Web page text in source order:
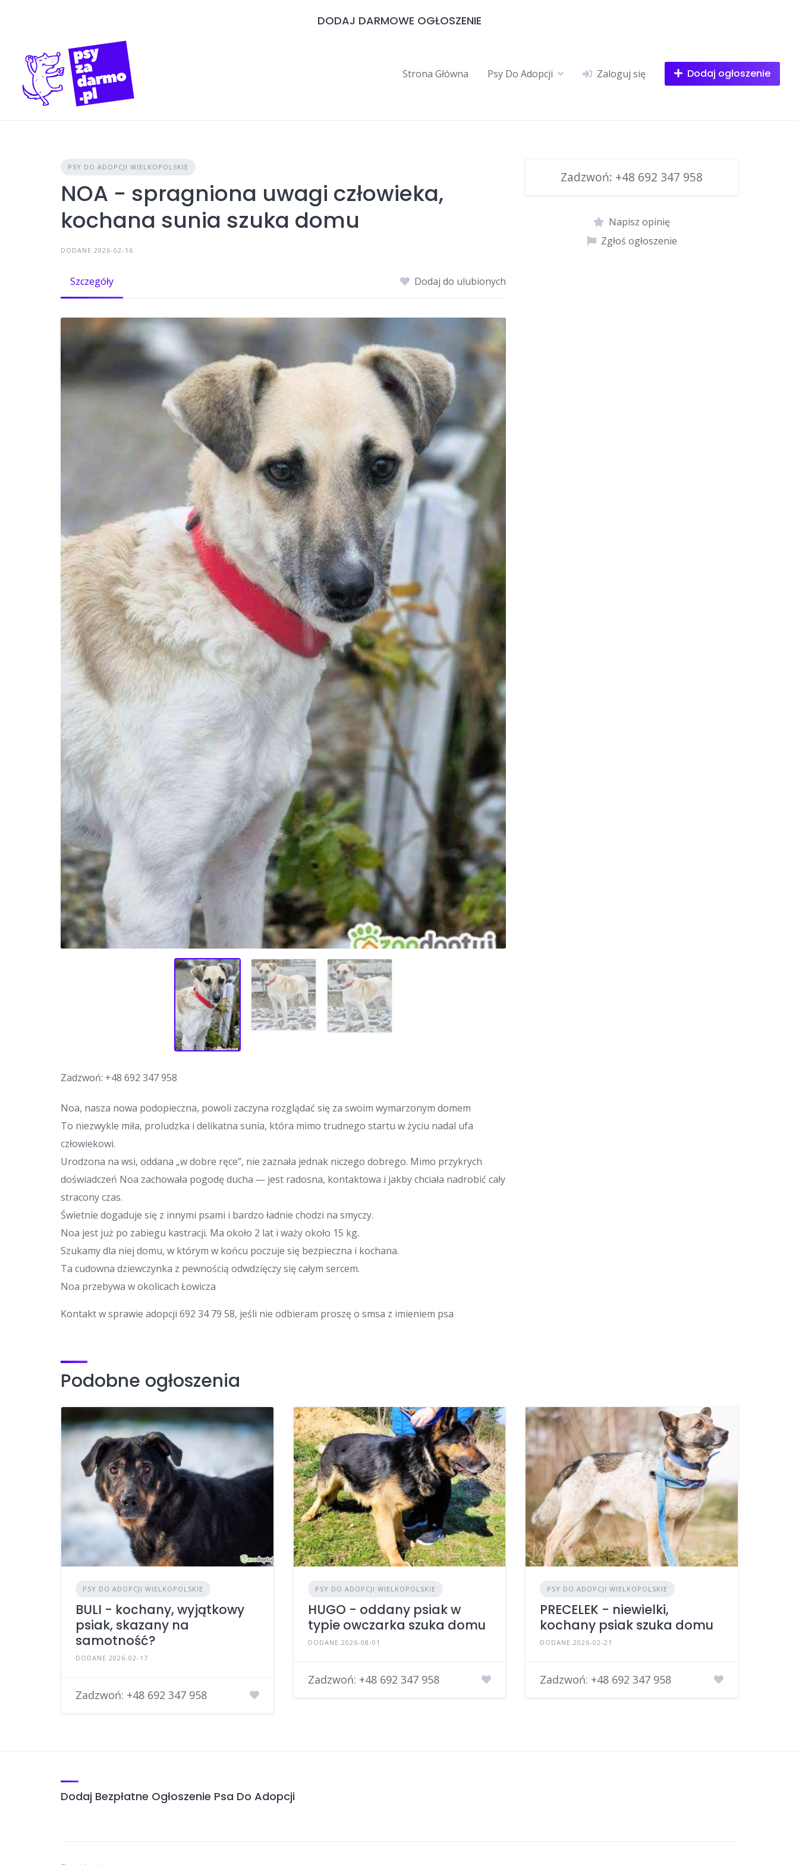
DODAJ DARMOWE OGŁOSZENIE
Strona Główna Psy Do Adopcji Zaloguj się Dodaj ogłoszenie
PSY DO ADOPCJI WIELKOPOLSKIE
NOA - spragniona uwagi człowieka,
kochana sunia szuka domu
DODANE 2026-02-16
Szczegóły Dodaj do ulubionych
Zadzwoń: +48 692 347 958
Noa, nasza nowa podopieczna, powoli zaczyna rozglądać się za swoim wymarzonym domem
To niezwykle miła, proludzka i delikatna sunia, która mimo trudnego startu w życiu nadal ufa
człowiekowi.
Urodzona na wsi, oddana „w dobre ręce”, nie zaznała jednak niczego dobrego. Mimo przykrych
doświadczeń Noa zachowała pogodę ducha — jest radosna, kontaktowa i jakby chciała nadrobić cały
stracony czas.
Świetnie dogaduje się z innymi psami i bardzo ładnie chodzi na smyczy.
Noa jest już po zabiegu kastracji. Ma około 2 lat i waży około 15 kg.
Szukamy dla niej domu, w którym w końcu poczuje się bezpieczna i kochana.
Ta cudowna dziewczynka z pewnością odwdzięczy się całym sercem.
Noa przebywa w okolicach Łowicza
Kontakt w sprawie adopcji 692 34 79 58, jeśli nie odbieram proszę o smsa z imieniem psa
Zadzwoń: +48 692 347 958
Napisz opinię
Zgłoś ogłoszenie
Podobne ogłoszenia
PSY DO ADOPCJI WIELKOPOLSKIE
BULI - kochany, wyjątkowy
psiak, skazany na
samotność?
DODANE 2026-02-17
Zadzwoń: +48 692 347 958
PSY DO ADOPCJI WIELKOPOLSKIE
HUGO - oddany psiak w
typie owczarka szuka domu
DODANE 2026-08-01
Zadzwoń: +48 692 347 958
PSY DO ADOPCJI WIELKOPOLSKIE
PRECELEK - niewielki,
kochany psiak szuka domu
DODANE 2026-02-21
Zadzwoń: +48 692 347 958
Dodaj Bezpłatne Ogłoszenie Psa Do Adopcji